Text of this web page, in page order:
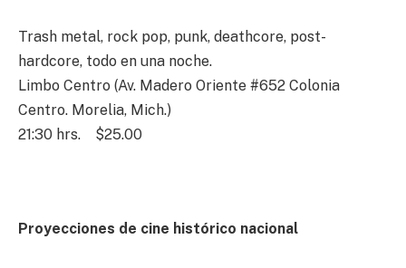
Trash metal, rock pop, punk, deathcore, post-
hardcore, todo en una noche.
Limbo Centro (Av. Madero Oriente #652 Colonia
Centro. Morelia, Mich.)
21:30 hrs.
$25.00
Proyecciones de cine histórico nacional